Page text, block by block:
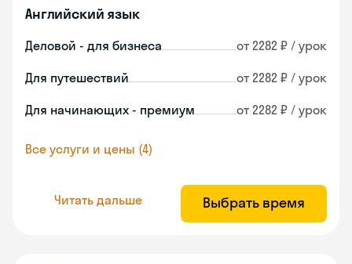
Английский язык
Деловой - для бизнеса от 2282 ₽ / урок
Для путешествий от 2282 ₽ / урок
Для начинающих - премиум от 2282 ₽ / урок
Все услуги и цены (4)
Читать дальше Выбрать время